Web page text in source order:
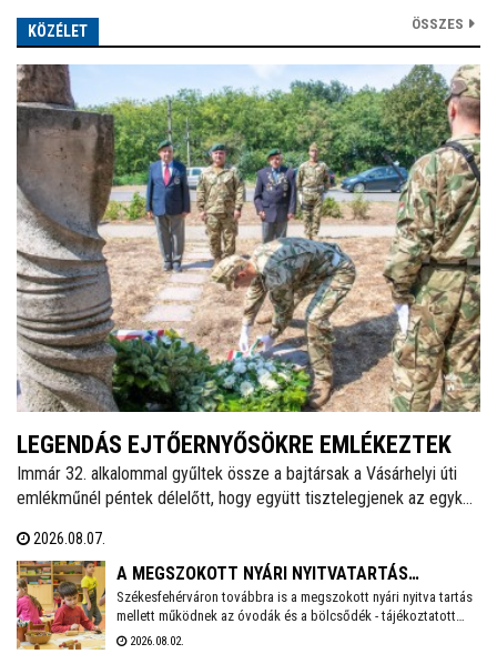
KÖZÉLET ÖSSZES
LEGENDÁS EJTŐERNYŐSÖKRE EMLÉKEZTEK
Immár 32. alkalommal gyűltek össze a bajtársak a Vásárhelyi úti
emlékműnél péntek délelőtt, hogy együtt tisztelegjenek az egykori
Veterán Repülők és Ejtőernyősök Fejér Megyei Egyesülete ezzel a
rendezvénnyel őrzi az a második világháború után újjászervezett,
1951-től 1954-ig Székesfehérváron ismertté vált ejtőernyős
alakulat emlékét.
2026.08.07.
A MEGSZOKOTT NYÁRI NYITVATARTÁS
MELLETT MŰKÖDNEK A FEHÉRVÁRI ÓVODÁK ÉS
BÖLCSŐDÉK
Székesfehérváron továbbra is a megszokott nyári nyitva tartás
mellett működnek az óvodák és a bölcsődék - tájékoztatott
közösségi oldalán a város polgármestere. Hétfőtől is tehát a
2026.08.02.